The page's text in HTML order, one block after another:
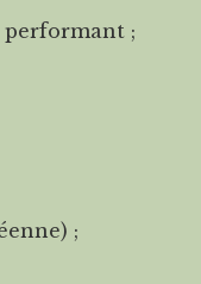
performant ;
;